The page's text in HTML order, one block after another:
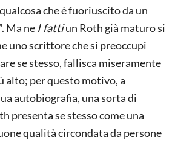
che è fuoriuscito da un
Ma ne I fattiun Roth già maturo si
uno scrittore che si preoccupi
se stesso, fallisca miseramente
alto; per questo motivo, a
autobiografia, una sorta di
presenta se stesso come una
qualità circondata da persone